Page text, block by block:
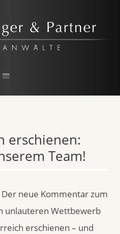
& Partner
erschienen:
Team!
neue Kommentar zum
unlauteren Wettbewerb
erschienen – und